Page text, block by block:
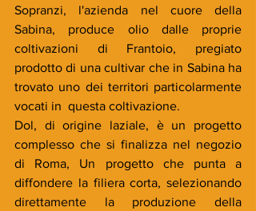
Sopranzi, l'azienda nel cuore della
Sabina, produce olio dalle proprie
coltivazioni di Frantoio, pregiato
prodotto di una cultivar che in Sabina ha
trovato uno dei territori particolarmente
vocati in  questa coltivazione.
Dol, di origine laziale, è un progetto
complesso che si finalizza nel negozio
di Roma, Un progetto che punta a
diffondere la filiera corta, selezionando
direttamente la produzione della